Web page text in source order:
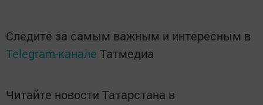
Следите за самым важным и интересным в
Telegram-канале Татмедиа
Читайте новости Татарстана в